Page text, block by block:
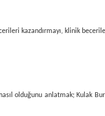
kazandırmayı, klinik
olduğunu anlatmak; Kulak